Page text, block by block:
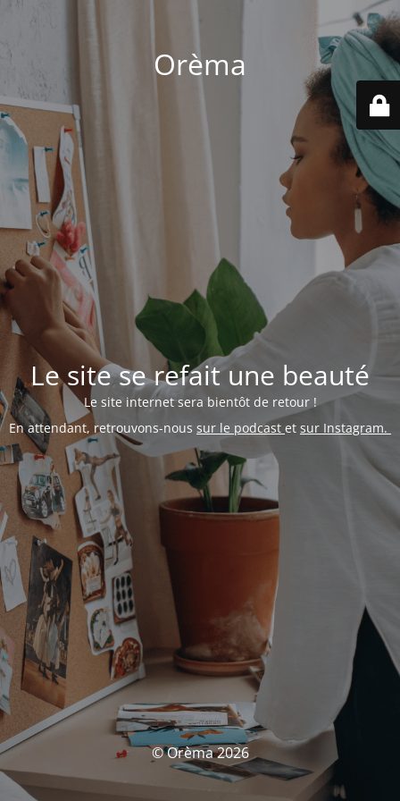
Orèma
Le site se refait une beauté
Le site internet sera bientôt de retour !
En attendant, retrouvons-nous sur le podcast et sur Instagram.
© Orèma 2026